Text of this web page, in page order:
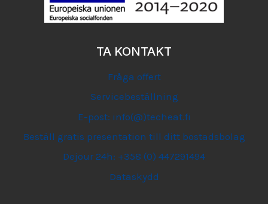
TA KONTAKT
Fråga offert
Servicebeställning
E-post: info(@)techeat.fi
Beställ gratis presentation till ditt bostadsbolag
Dejour 24h: +358 (0) 447291494
Dataskydd